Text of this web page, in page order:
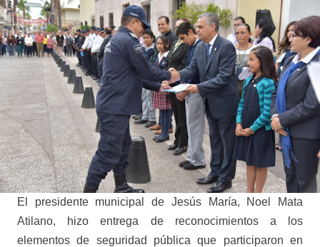
El presidente municipal de Jesús María, Noel Mata
Atilano, hizo entrega de reconocimientos a los
elementos de seguridad pública que participaron en